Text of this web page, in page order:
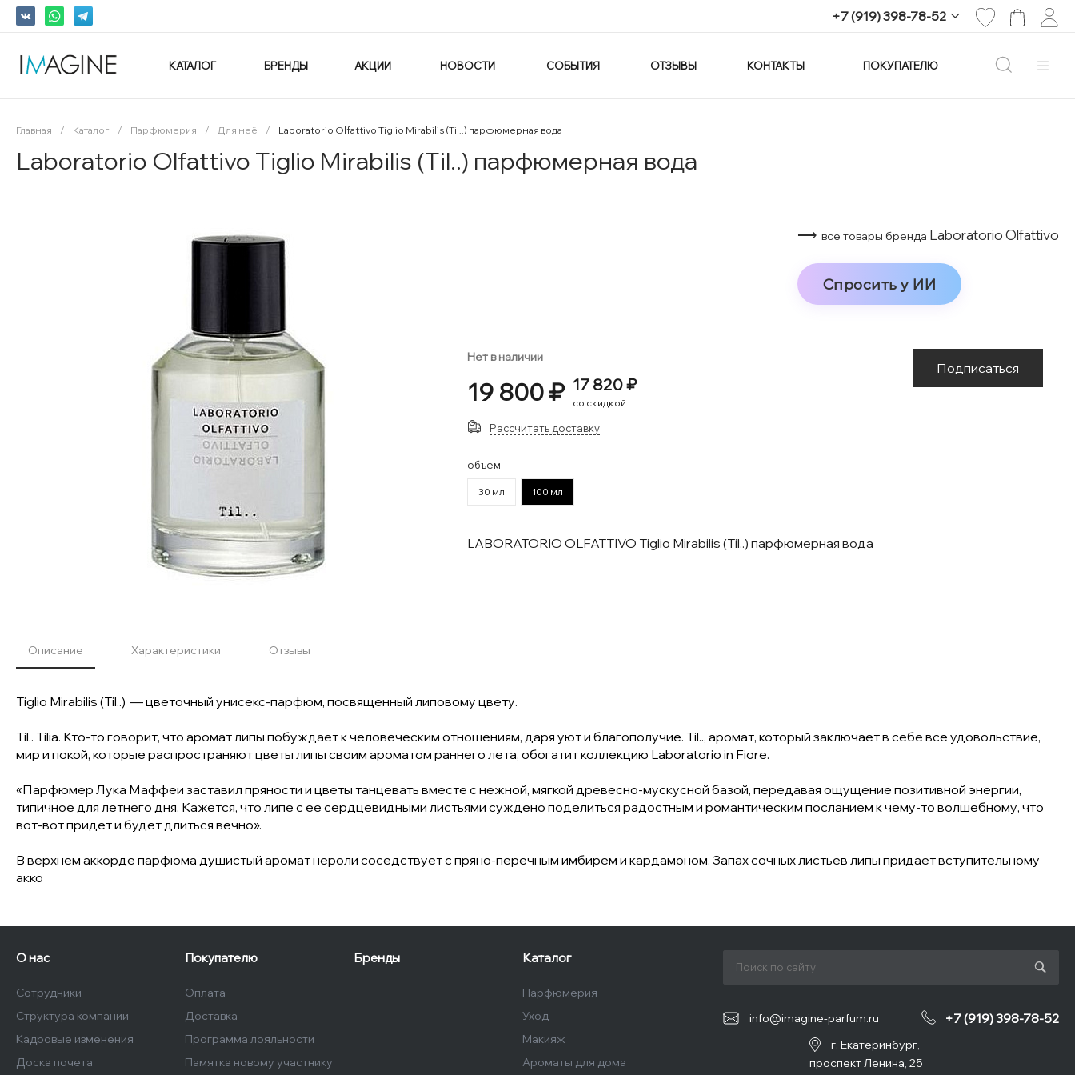
+7 (919) 398-78-52
+7 (919) 398-78-52
КАТАЛОГ БРЕНДЫ АКЦИИ НОВОСТИ СОБЫТИЯ ОТЗЫВЫ КОНТАКТЫ ПОКУПАТЕЛЮ
Главная / Каталог / Парфюмерия / Для неё / Laboratorio Olfattivo Tiglio Mirabilis (Til..) парфюмерная вода
Laboratorio Olfattivo Tiglio Mirabilis (Til..) парфюмерная вода
⟶ все товары бренда Laboratorio Olfattivo
Спросить у ИИ
Нет в наличии
19 800 ₽ 17 820 ₽
со скидкой
Подписаться
Рассчитать доставку
объем
30 мл 100 мл
LABORATORIO OLFATTIVO Tiglio Mirabilis (Til..) парфюмерная вода
Описание Характеристики Отзывы
Tiglio Mirabilis (Til..) — цветочный унисекс-парфюм, посвященный липовому цвету.
Til.. Tilia. Кто-то говорит, что аромат липы побуждает к человеческим отношениям, даря уют и благополучие. Til.., аромат, который заключает в себе все удовольствие,
мир и покой, которые распространяют цветы липы своим ароматом раннего лета, обогатит коллекцию Laboratorio in Fiore.
«Парфюмер Лука Маффеи заставил пряности и цветы танцевать вместе с нежной, мягкой древесно-мускусной базой, передавая ощущение позитивной энергии,
типичное для летнего дня. Кажется, что липе с ее сердцевидными листьями суждено поделиться радостным и романтическим посланием к чему-то волшебному, что
вот-вот придет и будет длиться вечно».
В верхнем аккорде парфюма душистый аромат нероли соседствует с пряно-перечным имбирем и кардамоном. Запах сочных листьев липы придает вступительному
акко
О нас
Сотрудники
Структура компании
Кадровые изменения
Доска почета
Покупателю
Оплата
Доставка
Программа лояльности
Памятка новому участнику
Бренды Каталог
Парфюмерия
Уход
Макияж
Ароматы для дома
info@imagine-parfum.ru +7 (919) 398-78-52
г. Екатеринбург,
проспект Ленина, 25